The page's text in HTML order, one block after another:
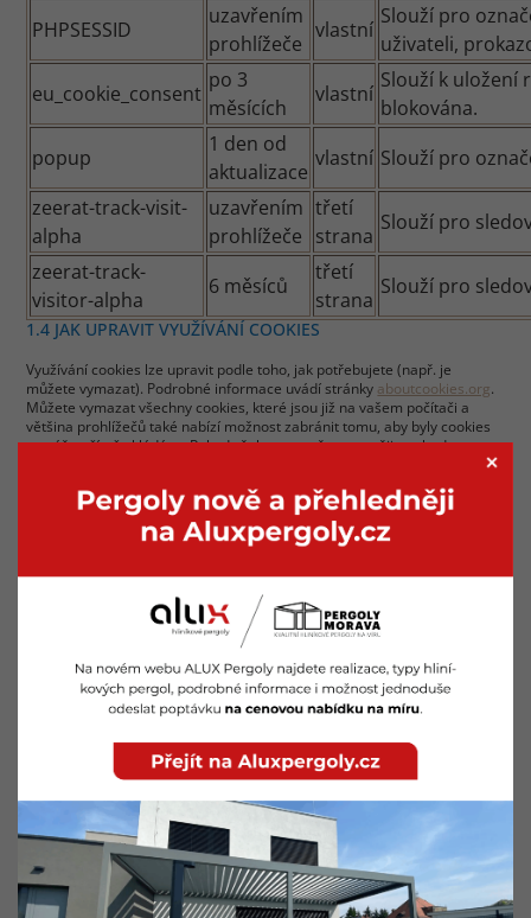
PHPSESSID
uzavřením
prohlížeče
vlastní
Slouží pro
uživateli,
eu_cookie_consent
po 3
měsících
vlastní
Slouží k uložení
blokována.
popup
1 den od
aktualizace
vlastní Slouží pro
zeerat-track-visit-
alpha
uzavřením
prohlížeče
třetí
strana
Slouží pro
zeerat-track-
visitor-alpha
6 měsíců
třetí
strana
Slouží pro
1.4 JAK UPRAVIT VYUŽÍVÁNÍ COOKIES
Využívání cookies lze upravit podle toho, jak potřebujete (např. je
můžete vymazat). Podrobné informace uvádí stránky aboutcookies.org.
Můžete vymazat všechny cookies, které jsou již na vašem počítači a
většina prohlížečů také nabízí možnost zabránit tomu, aby byly cookies
na váš počítač ukládány. Pokud však tuto možnost využijete, budete
a funkcí stránek.
Pokud Vám nevadí sledování návštevnosti, ale nechcete být
použití cookies na našem webu. Případně můžete níže na téže stránce
nainstalovat opt-out rozšíření pro všechny weby (funkčnost tohoto řešení
je plně v režii firmy Google). Jak upravit využívání cookies.
Použití cookies můžete omezit nebo zablokovat v nastavení svého
webového prohlížeče. Informace o nastavení konkrétního prohlížeče
naleznete na uvedených adresách:
Google Chrome: support.google.com
Mozilla Firefox: support.mozilla.org
Opera: help.opera.com
Safari: support.apple.com
AL Pergoly s.r.o.
Strakonická 37, 159 00 Praha – Lahovice IČ: 05606471 DIČ: CZ05606471